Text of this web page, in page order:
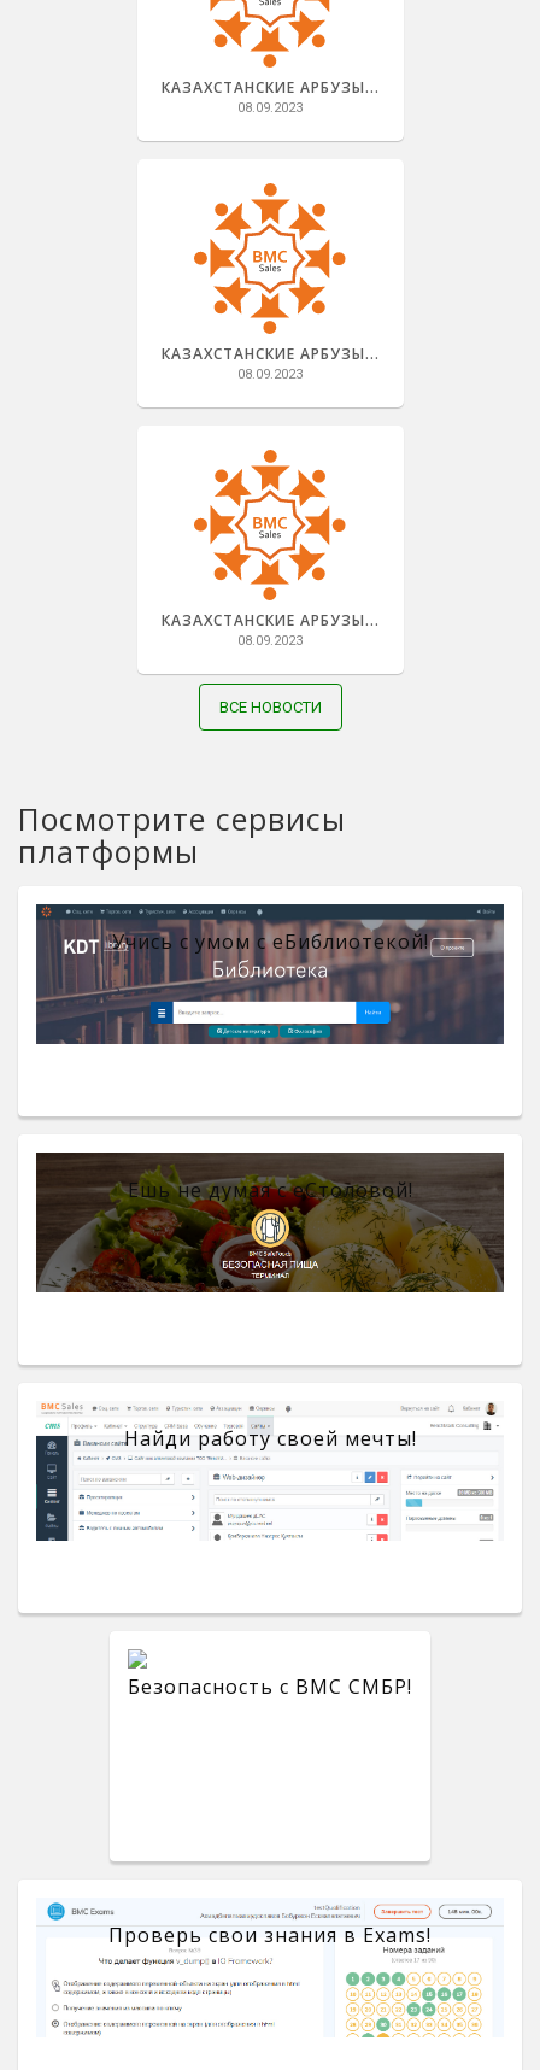
КАЗАХСТАНСКИЕ АРБУЗЫ...
08.09.2023
КАЗАХСТАНСКИЕ АРБУЗЫ...
08.09.2023
КАЗАХСТАНСКИЕ АРБУЗЫ...
08.09.2023
ВСЕ НОВОСТИ
Посмотрите сервисы
платформы
Учись с умом с eБиблиотекой!
Ешь не думая с eСтоловой!
Найди работу своей мечты!
Безопасность с BMC СМБР!
Проверь свои знания в Exams!